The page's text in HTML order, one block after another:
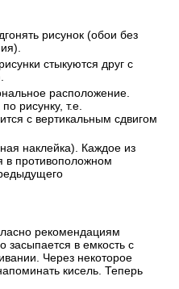
рисунок (обои без
стыкуются друг с
расположение.
рисунку, т.е.
с вертикальным сдвигом
наклейка). Каждое из
в противоположном
рекомендациям
засыпается в емкость с
Через некоторое
кисель. Теперь